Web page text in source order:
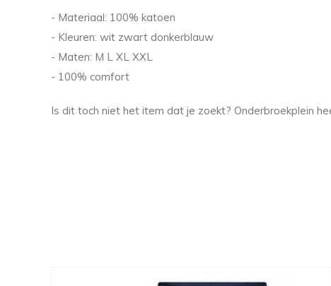
- Materiaal: 100% katoen
- Kleuren: wit zwart donkerblauw
- Maten: M L XL XXL
- 100% comfort
Is dit toch niet het item dat je zoekt? Onderbroekplein